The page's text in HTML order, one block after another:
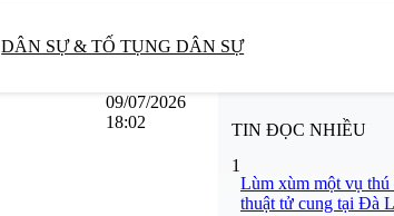
DÂN SỰ & TỐ TỤNG DÂN SỰ
09/07/2026
18:02
TIN ĐỌC NHIỀU
1
Lùm xùm một vụ thú
thuật tử cung tại Đà